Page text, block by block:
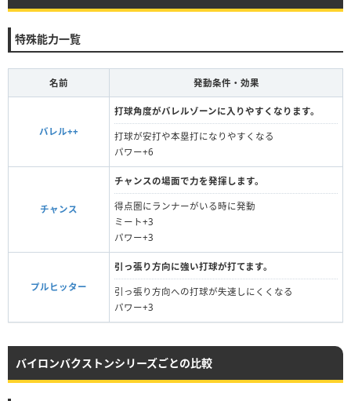
特殊能力一覧
名前 発動条件・効果
バレル++
打球角度がバレルゾーンに入りやすくなります。
打球が安打や本塁打になりやすくなる
パワー+6
チャンス
チャンスの場面で力を発揮します。
得点圏にランナーがいる時に発動
ミート+3
パワー+3
プルヒッター
引っ張り方向に強い打球が打てます。
引っ張り方向への打球が失速しにくくなる
パワー+3
バイロンバクストンシリーズごとの比較